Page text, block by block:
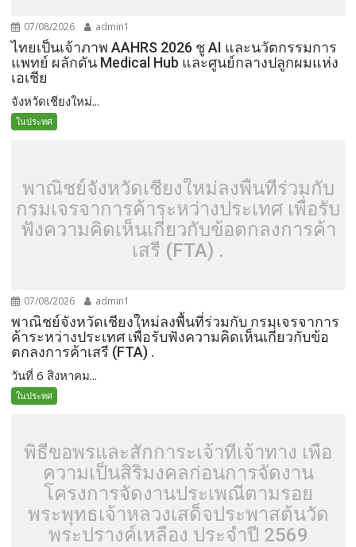
07/08/2026 admin1
ไทยเป็นเจ้าภาพ AAHRS 2026 ชู AI และนวัตกรรมการ
แพทย์ ผลักดัน Medical Hub และศูนย์กลางปลูกผมแห่ง
เอเชีย
จังหวัดเชียงใหม่...
ในประทศ
พาณิชย์จังหวัดเชียงใหม่ลงพื้นที่ร่วมกับ
กรมเจรจาการค้าระหว่างประเทศ เพื่อรับ
ฟังความคิดเห็นเกี่ยวกับข้อตกลงการค้า
เสรี (FTA) .
07/08/2026 admin1
พาณิชย์จังหวัดเชียงใหม่ลงพื้นที่ร่วมกับ กรมเจรจาการ
ค้าระหว่างประเทศ เพื่อรับฟังความคิดเห็นเกี่ยวกับข้อ
ตกลงการค้าเสรี (FTA) .
วันที่ 6 สิงหาคม...
ในประทศ
พิธีขอพรและสักการะเจ้าที่เจ้าทาง เพื่อ
ความเป็นสิริมงคลก่อนการจัดงาน
โครงการจัดงานประเพณีตามรอย
พระพุทธเจ้าหลวงเสด็จประพาสต้นวัด
พระปรางค์เหลือง ประจำปี 2569